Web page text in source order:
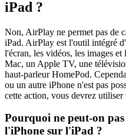
iPad ?
Non, AirPlay ne permet pas de
iPad. AirPlay est l'outil intégré
l'écran, les vidéos, les images
Mac, un Apple TV, une
haut-parleur HomePod.
ou un autre iPhone n'est pas
cette action, vous devrez
Pourquoi ne peut-on
l'iPhone sur l'iPad ?